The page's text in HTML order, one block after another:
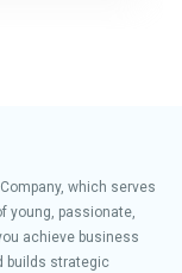
which serves
young, passionate,
achieve business
builds strategic